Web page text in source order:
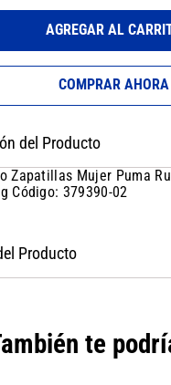
AGREGAR AL
COMPRAR AHORA
del Producto
Zapatillas Mujer Puma
Código: 379390-02
Producto
te